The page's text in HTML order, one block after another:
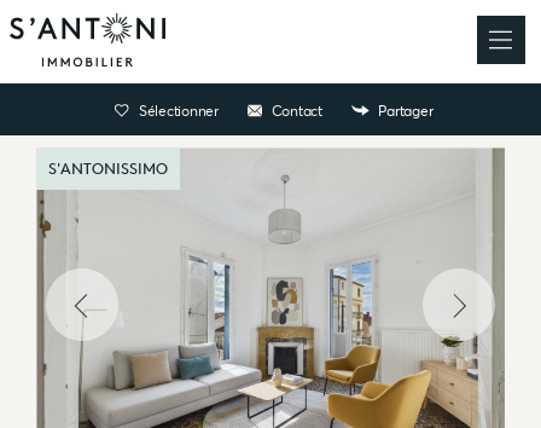
Sélectionner Contact Partager
S'ANTONISSIMO